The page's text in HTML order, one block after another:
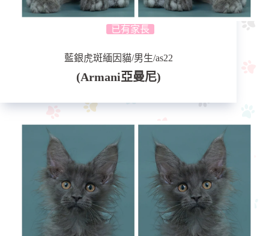
已有家長
藍銀虎斑緬因貓/男生/as22
(Armani亞曼尼)